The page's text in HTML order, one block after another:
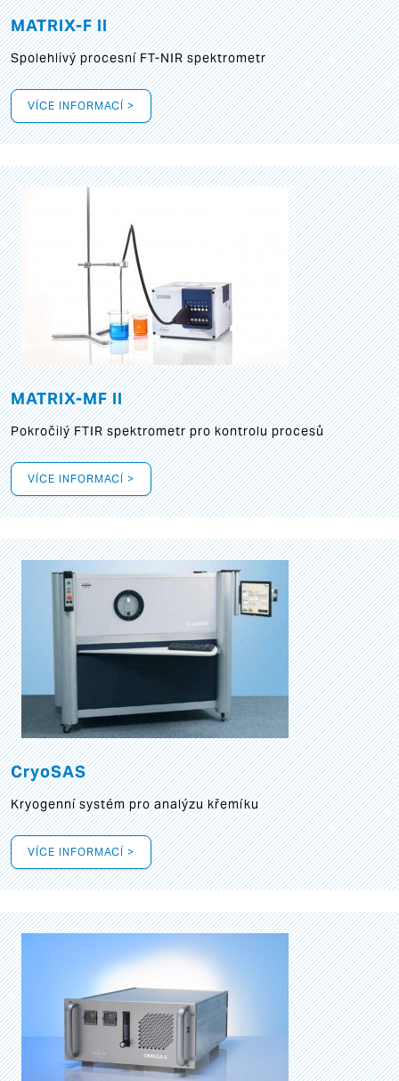
MATRIX-F II
Spolehlivý procesní FT-NIR spektrometr
VÍCE INFORMACÍ >
MATRIX-MF II
Pokročilý FTIR spektrometr pro kontrolu procesů
VÍCE INFORMACÍ >
CryoSAS
Kryogenní systém pro analýzu křemíku
VÍCE INFORMACÍ >